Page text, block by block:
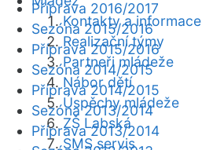
Kontakty a informace
Realizační týmy
Partneři mládeže
Nábor dětí
Úspěchy mládeže
ZŠ Labská
SMS servis
Příprava 2016/2017
Sezóna 2015/2016
Příprava 2015/2016
Sezóna 2014/2015
Příprava 2014/2015
Sezóna 2013/2014
Příprava 2013/2014